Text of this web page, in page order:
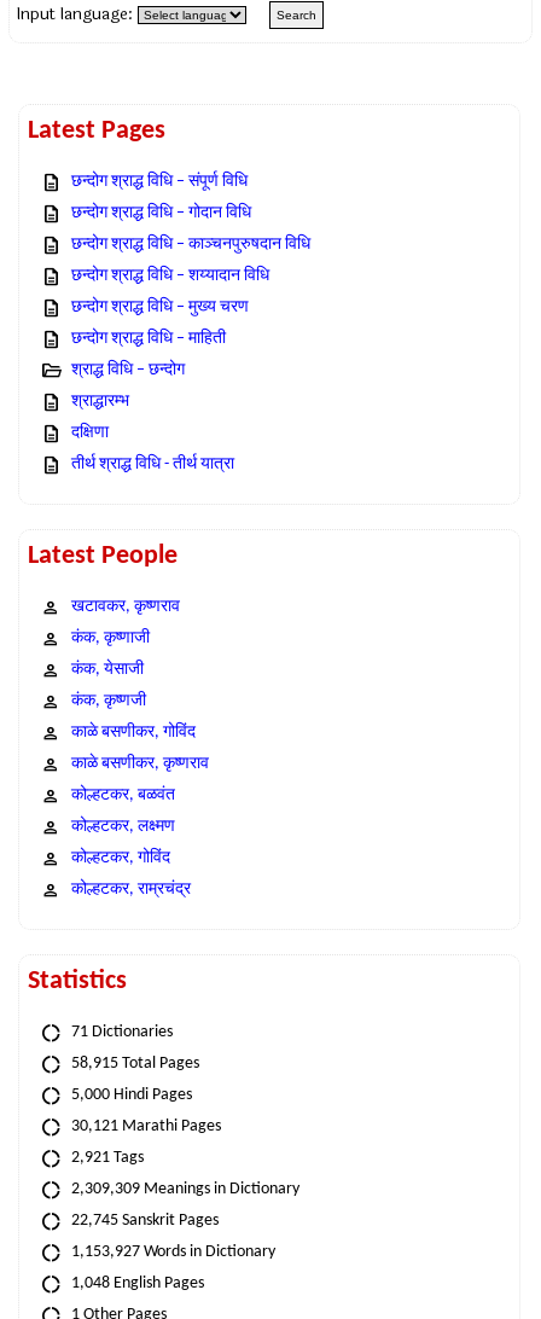
Input language:
Latest Pages
छन्दोग श्राद्ध विधि – संपूर्ण विधि
छन्दोग श्राद्ध विधि – गोदान विधि
छन्दोग श्राद्ध विधि – काञ्चनपुरुषदान विधि
छन्दोग श्राद्ध विधि – शय्यादान विधि
छन्दोग श्राद्ध विधि – मुख्य चरण
छन्दोग श्राद्ध विधि – माहिती
श्राद्ध विधि – छन्दोग
श्राद्धारम्भ
दक्षिणा
तीर्थ श्राद्ध विधि - तीर्थ यात्रा
Latest People
खटावकर, कृष्णराव
कंक, कृष्णाजी
कंक, येसाजी
कंक, कृष्णजी
काळे बसणीकर, गोविंद
काळे बसणीकर, कृष्णराव
कोल्हटकर, बळवंत
कोल्हटकर, लक्ष्मण
कोल्हटकर, गोविंद
कोल्हटकर, राम्रचंद्र
Statistics
71 Dictionaries
58,915 Total Pages
5,000 Hindi Pages
30,121 Marathi Pages
2,921 Tags
2,309,309 Meanings in Dictionary
22,745 Sanskrit Pages
1,153,927 Words in Dictionary
1,048 English Pages
1 Other Pages